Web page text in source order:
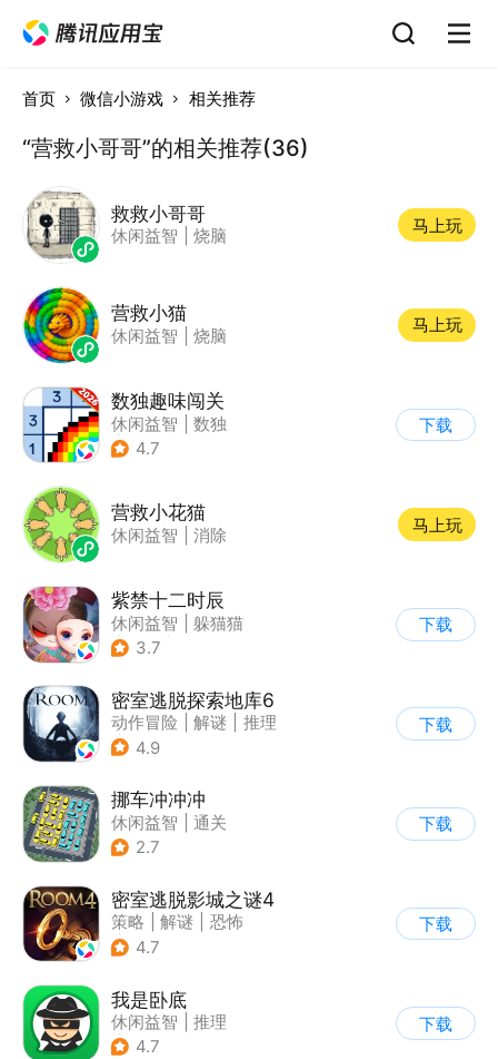
首页 微信小游戏 相关推荐
“营救小哥哥”的相关推荐(36)
救救小哥哥
休闲益智 烧脑
马上玩
营救小猫
休闲益智 烧脑
马上玩
数独趣味闯关
休闲益智
数独
| 云步互娱
4.7
下载
营救小花猫
休闲益智 消除
马上玩
紫禁十二时辰
休闲益智
躲猫猫
| 推理
3.7
下载
密室逃脱探索地库6
动作冒险 解谜
推理
| 欧美风
4.9
下载
挪车冲冲冲
休闲益智
通关
2.7
下载
密室逃脱影城之谜4
策略 解谜
恐怖
| 密室逃脱
4.7
下载
我是卧底
休闲益智
推理
| 派对游戏
4.7
下载